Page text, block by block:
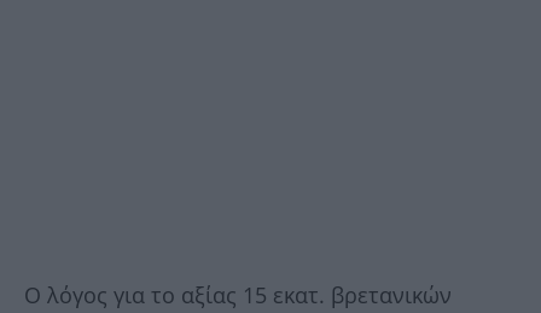
Ο λόγος για το αξίας 15 εκατ. βρετανικών